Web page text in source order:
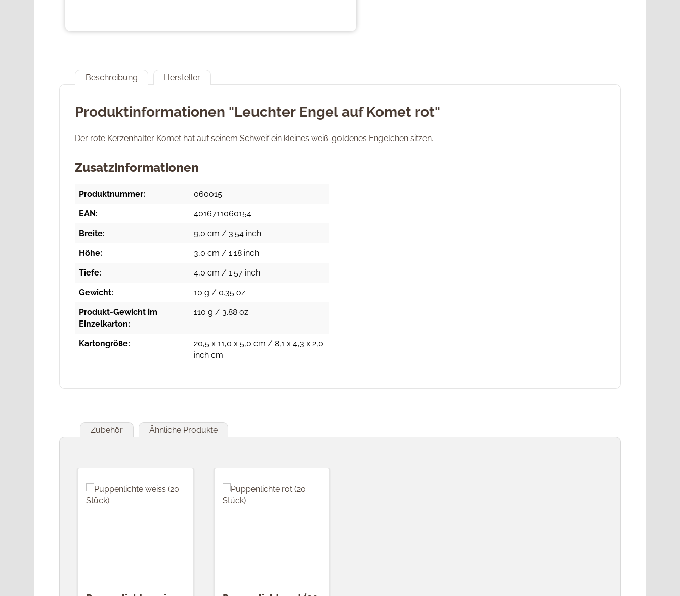
Beschreibung Hersteller
Produktinformationen "Leuchter Engel auf Komet rot"
Der rote Kerzenhalter Komet hat auf seinem Schweif ein kleines weiß-goldenes Engelchen sitzen.
Zusatzinformationen
Produktnummer: 060015
EAN: 4016711060154
Breite: 9,0 cm / 3.54 inch
Höhe: 3,0 cm / 1.18 inch
Tiefe: 4,0 cm / 1.57 inch
Gewicht: 10 g / 0.35 oz.
Produkt-Gewicht im
Einzelkarton:
110 g / 3.88 oz.
Kartongröße:
20,5 x 11,0 x 5,0 cm / 8,1 x 4,3 x 2,0
inch cm
Zubehör Ähnliche Produkte